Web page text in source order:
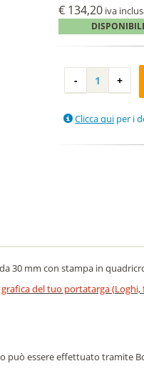
€ 134,20 iva
Clicca qui per i
30 mm con stampa in
del tuo portatarga (Loghi,
può essere effettuato tramite